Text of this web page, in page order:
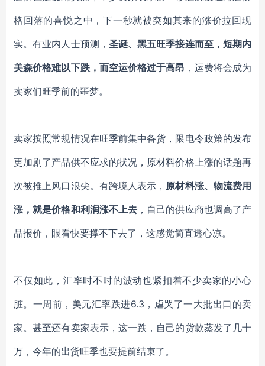
格回落的喜悦之中，下一秒就被突如其来的涨价拉回现
实。有业内人士预测， 圣诞、黑五旺季接连而至，短期内
美森价格难以下跌，而空运价格过于高昂 ，运费将会成为
卖家们旺季前的噩梦。
卖家按照常规情况在旺季前集中备货 ， 限电令政策的发布
更加剧了产品供不应求的状况，原材料价格上涨的话题再
次被推上风口浪尖。有跨境人表示， 原材料涨、物流费用
涨，就是价格和利润涨不上去 ，自己的供应商也调高了产
品报价，眼看快要撑不下去了，这感觉简直透心凉。
不仅如此，汇率时不时的波动也紧扣着不少卖家的小心
脏。一周前，美元汇率跌进6.3，虐哭了一大批出口的卖
家。甚至还有卖家表示，这一跌，自己的货款蒸发了几十
万，今年的出货旺季也要提前结束了。